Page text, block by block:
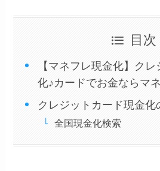
目次
【マネフレ現金化】ク
化♪カードでお金ならマ
クレジットカード現金化
全国現金化検索